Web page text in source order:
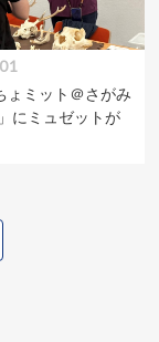
ょミット＠さがみ
にミュゼットが